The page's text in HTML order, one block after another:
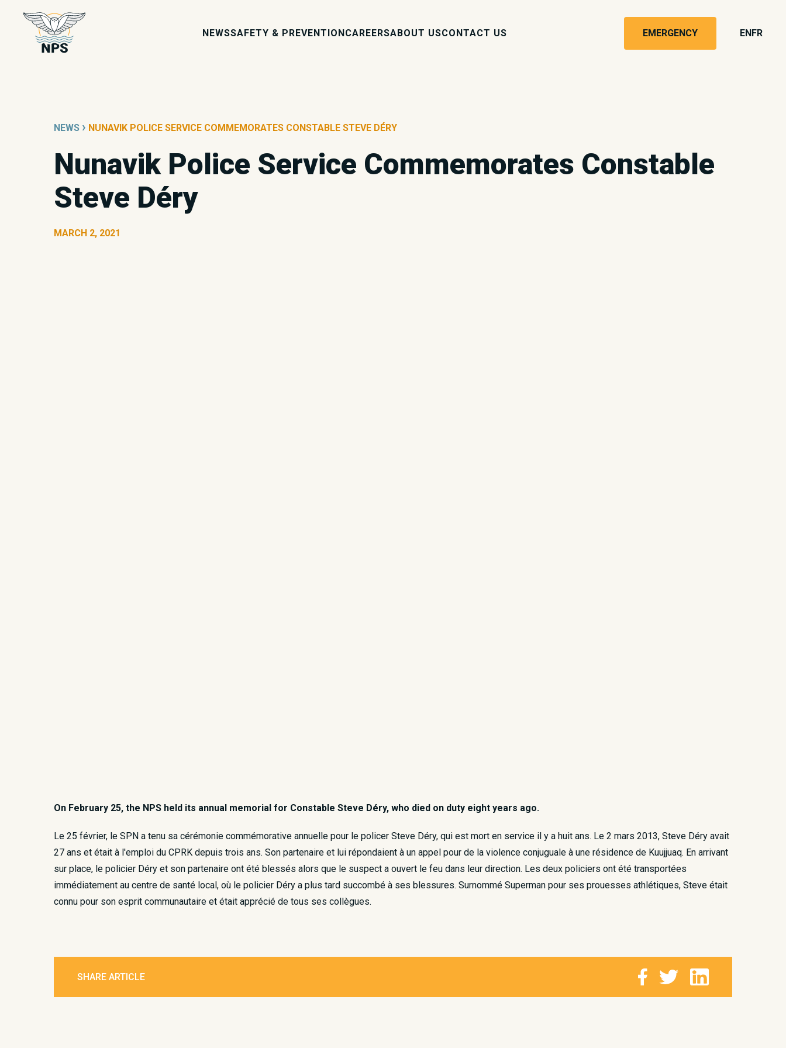
NEWSSAFETY & PREVENTIONCAREERSABOUT USCONTACT US EMERGENCY ENFR
NEWS › NUNAVIK POLICE SERVICE COMMEMORATES CONSTABLE STEVE DÉRY
Nunavik Police Service Commemorates Constable
Steve Déry
MARCH 2, 2021
On February 25, the NPS held its annual memorial for Constable Steve Déry, who died on duty eight years ago.
Le 25 février, le SPN a tenu sa cérémonie commémorative annuelle pour le policer Steve Déry, qui est mort en service il y a huit ans. ​ Le 2 mars 2013, Steve Déry avait
27 ans et était à l'emploi du CPRK depuis trois ans. Son partenaire et lui répondaient à un appel pour de la violence conjuguale à une résidence de Kuujjuaq. En arrivant
sur place, le policier Déry et son partenaire ont été blessés alors que le suspect a ouvert le feu dans leur direction. Les deux policiers ont été transportées
immédiatement au centre de santé local, où le policier Déry a plus tard succombé à ses blessures. ​​ Surnommé Superman pour ses prouesses athlétiques, Steve était
connu pour son esprit communautaire et était apprécié de tous ses collègues. ​
SHARE ARTICLE